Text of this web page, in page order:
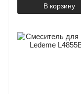
В корзину